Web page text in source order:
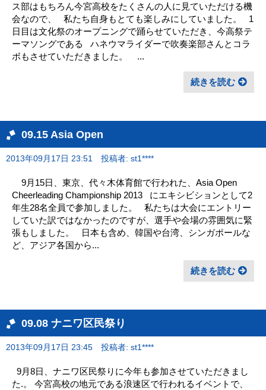
ス部はもちろん今宮高校をたくさんの人に見ていただける機
会なので、 私たち自身もとても楽しみにしていました。 1
日目は文化祭のオープニングで踊らせていただき、今高祭テ
ーマソングである ハネウマライダーで吹奏楽部さんとコラ
ボもさせていただきました。 ...
続きを読む
09.15 Asia Open
2013年09月17日 23:51 投稿者: st1****
9月15日、東京、代々木体育館で行われた、Asia Open
Cheerleading Championship 2013 にエキシビションとして2
年生28名全員で参加しました。 私たちは大会にエントリー
していた訳ではなかったのですが、選手や会場の雰囲気に緊
張もしました。 日本も含め、韓国や台湾、シンガポールな
ど、アジア各国から...
続きを読む
09.08 ナニワ区民祭り
2013年09月17日 23:45 投稿者: st1****
9月8日、ナニワ区民祭りに今年も参加させていただきまし
た.。 今宮高校の地元である浪速区で行われるイベントで、